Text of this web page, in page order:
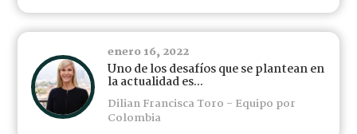
enero 16, 2022
Uno de los desafíos que se plantean en
la actualidad es...
Dilian Francisca Toro - Equipo por
Colombia